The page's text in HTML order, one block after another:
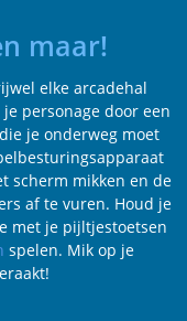
maar!
elke arcadehal
personage door een
je onderweg moet
scherm mikken en de
af te vuren. Houd je
met je pijltjestoetsen
spelen. Mik op je